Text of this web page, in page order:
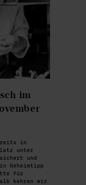
im
in
unter
und
Geheimtipp
für
kehren wir